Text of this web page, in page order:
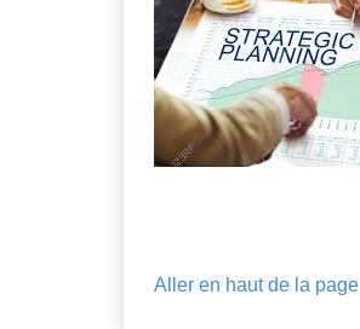
Aller en haut de la page